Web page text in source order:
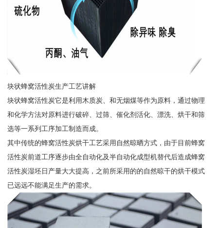
块状蜂窝活性炭生产工艺讲解
块状蜂窝活性炭它是利用木质炭、和无烟煤等作为原料，通过物理
和化学方法对原料进行破碎、过筛、催化剂活化、漂洗、烘干和筛
选等一系列工序加工制造而成。
其中传统的蜂窝活性炭烘干工艺采用自然晾晒方式，由于目前蜂窝
活性炭前道工序逐步由全自动化及半自动化成型机替代后造成蜂窝
活性炭湿坯日产量大大提高，之前所采用的的自然晾干的烘干模式
已远远不能满足生产的需求。